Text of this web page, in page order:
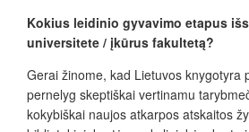
Kokius leidinio gyvavimo etapus
universitete / įkūrus fakultetą?
Gerai žinome, kad Lietuvos knygotyra
pernelyg skeptiškai vertinamu
kokybiškai naujos atkarpos atskaitos